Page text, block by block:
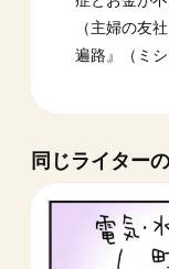
（主婦の友
遍路』（ミ
同じライター